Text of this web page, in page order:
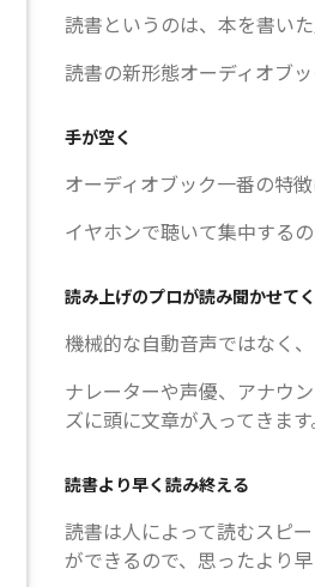
読書というのは、本を書い
読書の新形態オーディオブ
手が空く
オーディオブック一番の特
イヤホンで聴いて集中する
読み上げのプロが読み聞かせて
機械的な自動音声ではなく
ナレーターや声優、アナウ
ズに頭に文章が入ってきます
読書より早く読み終える
読書は人によって読むスピ
ができるので、思ったより